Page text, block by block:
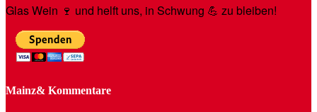
Glas Wein 🍷 und helft uns, in Schwung 💪 zu bleiben!
Mainz& Kommentare